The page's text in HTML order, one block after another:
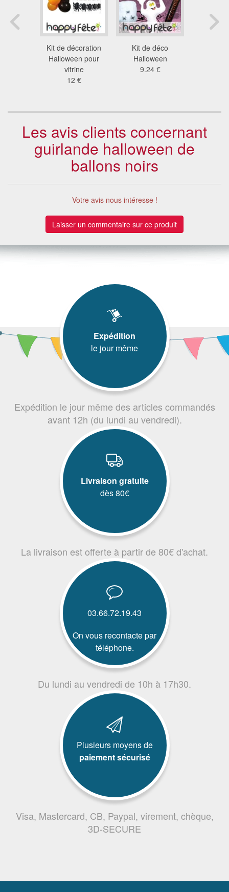
Kit de décoration
Halloween pour
vitrine
12 €
Kit de déco
Halloween
9.24 €
Les avis clients concernant
guirlande halloween de
ballons noirs
Votre avis nous intéresse !
Laisser un commentaire sur ce produit
Expédition
le jour même
Expédition le jour même des articles commandés
avant 12h (du lundi au vendredi).
Livraison gratuite
dès 80€
La livraison est offerte à partir de 80€ d'achat.
03.66.72.19.43
On vous recontacte par
téléphone.
Du lundi au vendredi de 10h à 17h30.
Plusieurs moyens de
paiement sécurisé
Visa, Mastercard, CB, Paypal, virement, chèque,
3D-SECURE